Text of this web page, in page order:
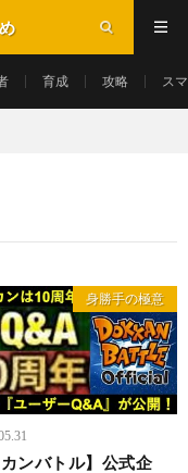
育成 攻略 ス
身勝手の極意
カンバトル】公式企